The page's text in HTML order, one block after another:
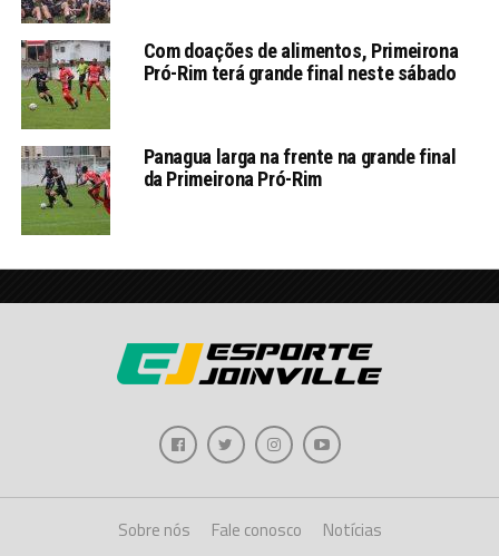
Com doações de alimentos, Primeirona
Pró-Rim terá grande final neste sábado
Panagua larga na frente na grande final
da Primeirona Pró-Rim
Sobre nós Fale conosco Notícias